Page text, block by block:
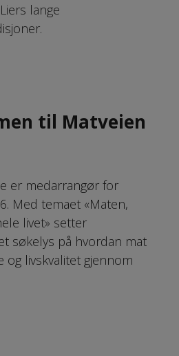
lange
til Matveien
er medarrangør for
Med temaet «Maten,
livet» setter
søkelys på hvordan mat
og livskvalitet gjennom